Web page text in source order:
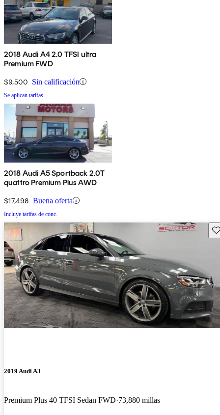
2018 Audi A4 2.0 TFSI ultra
Premium FWD
$9,500 Sin calificación
Se aplican tarifas
2018 Audi A5 Sportback 2.0T
quattro Premium Plus AWD
$17,498 Buena oferta
Incluye tarifas de conc.
2019 Audi A3
Premium Plus 40 TFSI Sedan FWD 73,880 millas